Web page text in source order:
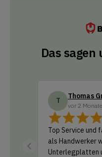
Das sagen
T Thomas
vor 2
Top Service und
als Handwerker
Unterlegplatten